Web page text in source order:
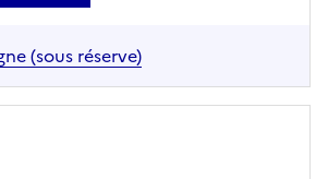
(sous réserve)